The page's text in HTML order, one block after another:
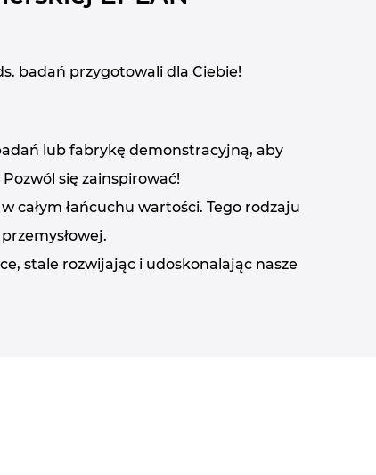
badań przygotowali dla Ciebie!
lub fabrykę demonstracyjną, aby
się zainspirować!
całym łańcuchu wartości. Tego rodzaju
stale rozwijając i udoskonalając nasze